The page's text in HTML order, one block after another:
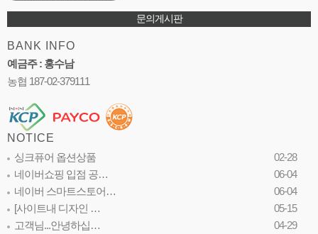
문의게시판
BANK INFO
예금주 : 홍수남
농협 187-02-379111
NOTICE
싱크퓨어 옵션상품
02-28
네이버쇼핑 입점 공…
06-04
네이버 스마트스토어…
06-04
[사이트내 디자인 …
05-15
고객님...안녕하십…
04-29